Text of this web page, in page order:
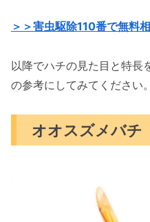
＞＞害虫駆除110番で無料
以降でハチの見た目と特長
の参考にしてみてください。
オオスズメバチ